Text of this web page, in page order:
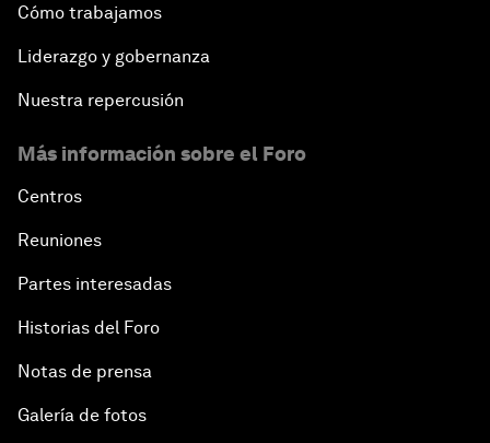
Cómo trabajamos
Liderazgo y gobernanza
Nuestra repercusión
Más información sobre el Foro
Centros
Reuniones
Partes interesadas
Historias del Foro
Notas de prensa
Galería de fotos